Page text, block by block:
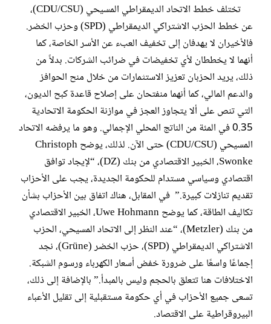
تختلف خطط الاتحاد الديمقراطي المسيحي (CDU/CSU)،
عن خطط الحزب الاشتراكي الديمقراطي (SPD) وحزب الخضر.
فالأخيران لا يهدفان إلى تخفيف العبء عن الأسر الخاصة، كما
أنهما لا يخططان لأي تخفيضات في ضرائب الشركات. بدلاً من
ذلك، يريد الحزبان تعزيز الاستثمارات من خلال منح الحوافز
والدعم المالي، كما أنهما منفتحان على إصلاح قاعدة كبح الديون،
التي تنص على ألا يتجاوز العجز في موازنة الحكومة الاتحادية
0.35 في المئة من الناتج المحلي الإجمالي. وهو ما يرفضه الاتحاد
المسيحي (CDU/CSU) حتى الآن. لذلك، يوضح Christoph
Swonke، الخبير الاقتصادي من بنك (DZ)، “لإيجاد توافق
اقتصادي وسياسي مستدام للحكومة الجديدة، يجب على الأحزاب
تقديم تنازلات كبيرة.” في المقابل، هناك اتفاق بين الأحزاب بشأن
تكاليف الطاقة، كما يوضح Uwe Hohmann، الخبير الاقتصادي
من بنك (Metzler)، “عند النظر إلى الاتحاد المسيحي، الحزب
الاشتراكي الديمقراطي (SPD)، حزب الخضر (Grüne)، نجد
إجماعًا واسعًا على ضرورة خفض أسعار الكهرباء ورسوم الشبكة.
الاختلافات هنا تتعلق بالحجم وليس بالمبدأ.” بالإضافة إلى ذلك،
تسعى جميع الأحزاب في أي حكومة مستقبلية إلى تقليل الأعباء
البيروقراطية على الاقتصاد.